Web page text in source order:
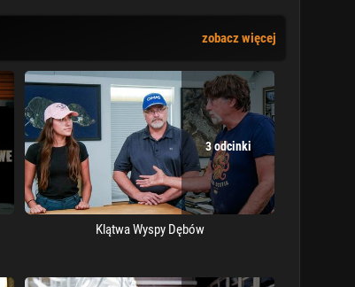
zobacz więcej
3 odcinki
Klątwa Wyspy Dębów